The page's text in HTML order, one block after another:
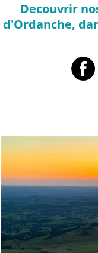
Decouvrir
d'Ordanche,